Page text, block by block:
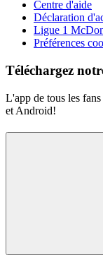
Centre d'aide
Déclaration
Ligue 1
Préférences
Téléchargez
L'app de tous les
et Android!